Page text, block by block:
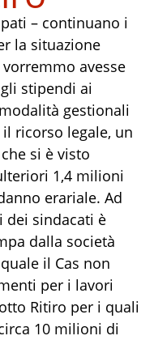
– continuano i
la situazione
avesse
stipendi ai
gestionali
ricorso legale, un
si è visto
1,4 milioni
erariale. Ad
dei sindacati è
dalla società
il Cas non
per i lavori
Ritiro per i quali
10 milioni di